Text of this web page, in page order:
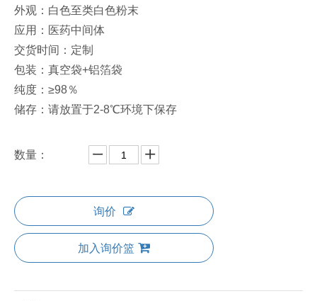
外观：白色至类白色粉末
应用：医药中间体
交货时间：定制
包装：真空袋+铝箔袋
纯度：≥98％
储存：请放置于2-8℃环境下保存
数量：
询价
加入询价篮